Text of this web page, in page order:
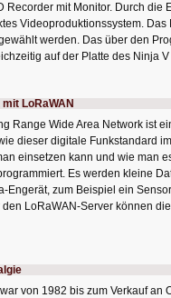
Recorder mit Monitor. Durch die
Videoproduktionssystem. Das
werden. Das über den
auf der Platte des Ninja
LoRaWAN
Range Wide Area Network ist
dieser digitale Funkstandard
einsetzen kann und wie man
Es werden kleine
Engerät, zum Beispiel ein
LoRaWAN-Server können
von 1982 bis zum Verkauf an